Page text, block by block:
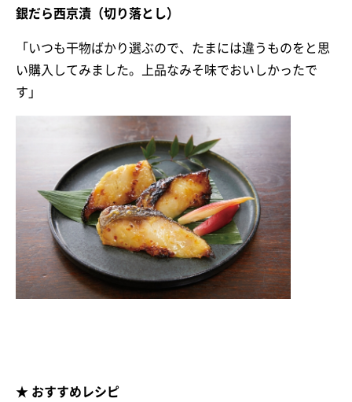
銀だら西京漬（切り落とし）
「いつも干物ばかり選ぶので、たまには違うものをと思
い購入してみました。上品なみそ味でおいしかったで
す」
★ おすすめレシピ